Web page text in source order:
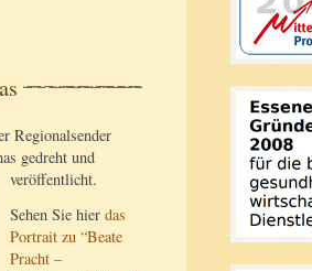
Regionalsender
gedreht und
veröffentlicht.
Sehen Sie hier das
Portrait zu “Beate
Pracht –